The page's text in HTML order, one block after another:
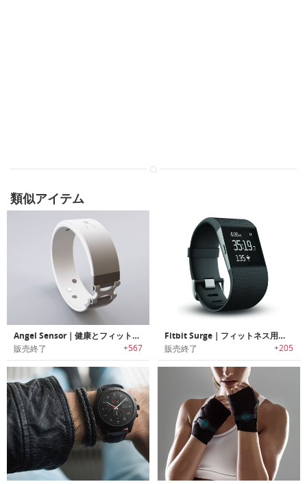
類似アイテム
Angel Sensor｜健康とフィットネスのためのオープンセンサー
販売終了 +567
Fitbit Surge｜フィットネス用スーパーウォッチ「サージ」
販売終了 +205